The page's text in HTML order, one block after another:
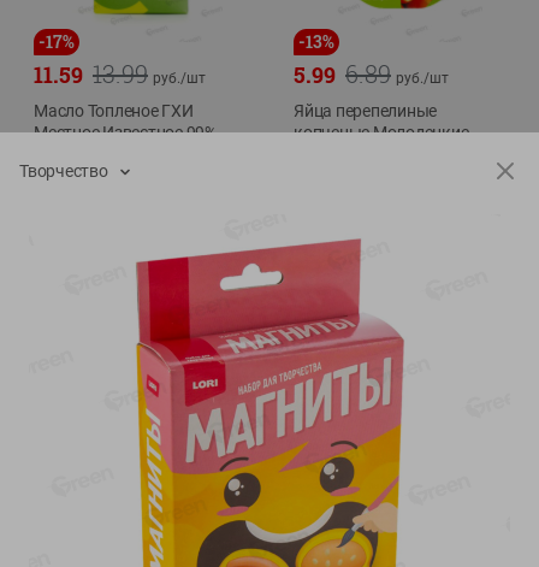
-17%
13.99
11.59 руб./шт
Масло Топленое ГХИ
Местное Известное 99%
-13%
6.89
5.99 руб./шт
Яйца перепелиные
копченые Молодецкие
Показано 1-14 из 79
Показать 15-28 из 79
Каталог товаров
Специально для вас
Творчество